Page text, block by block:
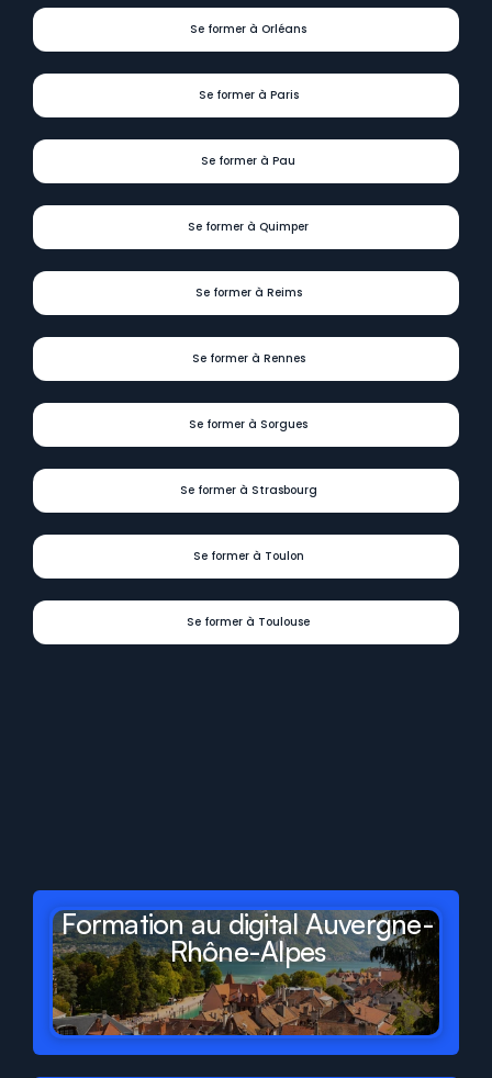
Se former à Orléans
Se former à Paris
Se former à Pau
Se former à Quimper
Se former à Reims
Se former à Rennes
Se former à Sorgues
Se former à Strasbourg
Se former à Toulon
Se former à Toulouse
deFrance
Formation au digital Auvergne-
Rhône-Alpes